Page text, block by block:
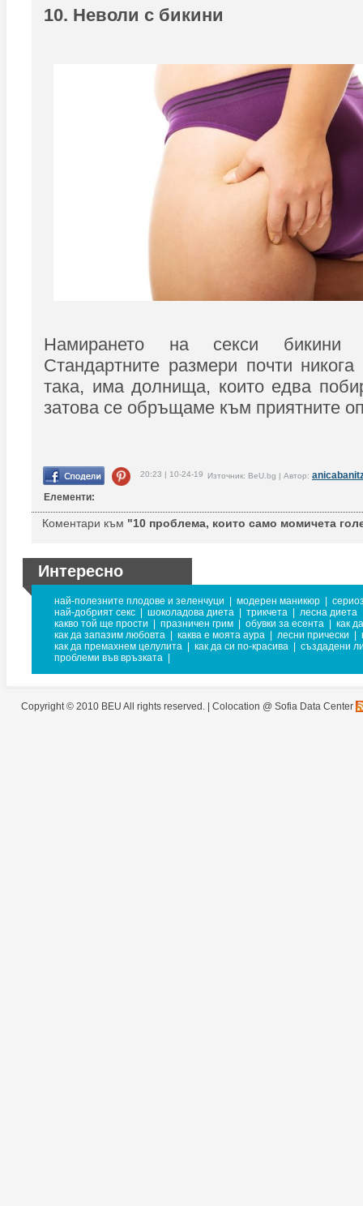
10. Неволи с бикини
Намирането на секси бикини
Стандартните размери почти
така, има долнища, които едва
затова се обръщаме към приятните
20:23 | 10-24-19 Източник: BeU.bg | Автор:
Елементи:
Коментари към "10 проблема, които само момичета
Интересно
най-полезните плодове и зеленчуци модерен маникюр
най-добрият секс
шоколадова диета трикчета лесна диета
какво той ще прости
празничен грим обувки за есента
как
как да запазим любовта
каква е моята аура лесни прически
как да премахнем целулита
как да си по-красива
създадени
проблеми във връзката
Copyright © 2010 BEU All rights reserved. | Colocation @ Sofia Data Center